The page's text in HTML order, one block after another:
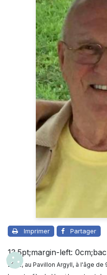
Imprimer Partager
13.5pt;margin-left:
2022, au Pavillon Argyll, à l'âge